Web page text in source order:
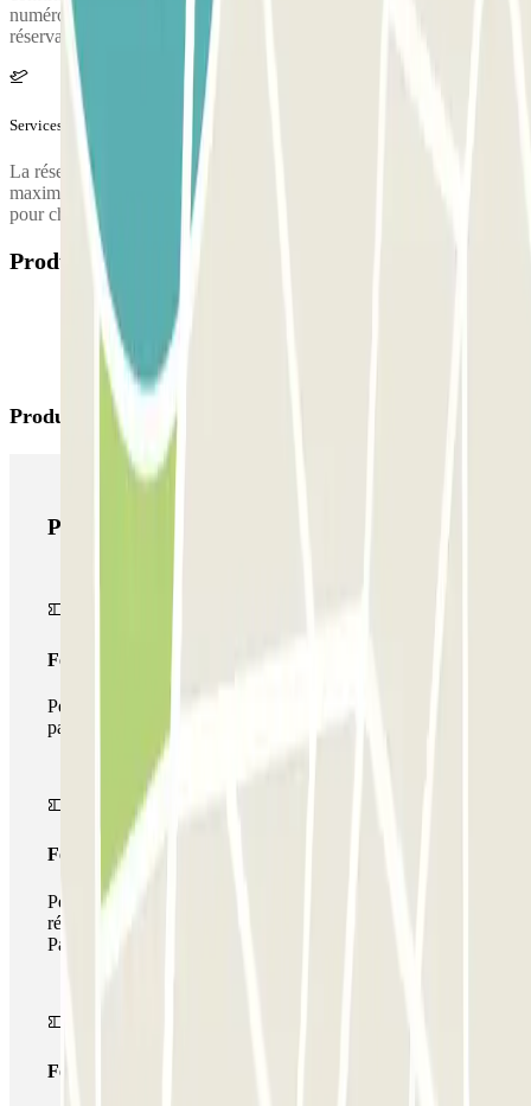
numéro de téléphone du parking vous sera fourni une fois la
réservation effectuée.
Services supplémentaires (non inclus dans le prix)
La réservation comprend le service de navette gratuit pour un
maximum de 4 personnes. Un supplément de 5,00 € sera facturé
pour chaque passager supplémentaire.
Produits disponibles
Produits Parclick
Produits Parclick
Forfait Simple
Pendant votre séjour, vous ne pourrez entrer et sortir du
parking qu'une seule fois
Forfait de stationnement multiple
Pendant votre séjour, vous pouvez utiliser l'ensemble du
réseau de parkings de cet opérateur disponible sur
Parclick.
Forfait illimité